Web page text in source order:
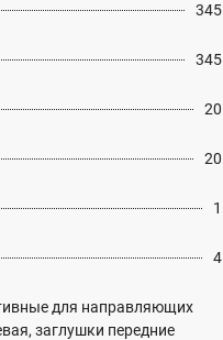
345
345
20
20
1
4
для направляющих
заглушки передние